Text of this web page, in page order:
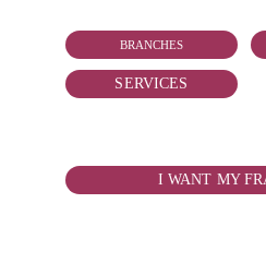
BRANCHES
I WANT MY
SERVICES